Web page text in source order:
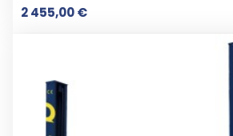
2 455,00 €Prix